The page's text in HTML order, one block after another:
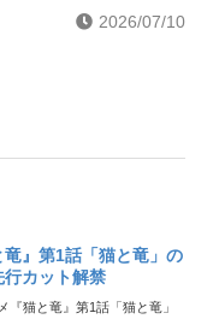
2026/07/10
竜』第1話「猫と竜」の
カット解禁
『猫と竜』第1話「猫と竜」